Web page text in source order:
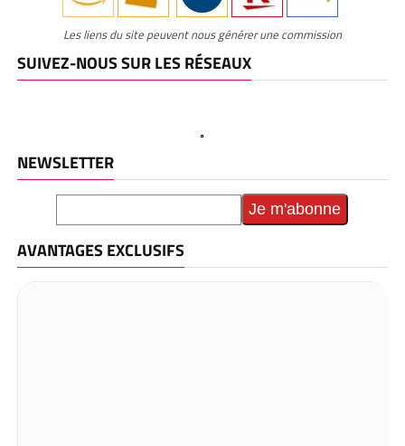
Les liens du site peuvent nous générer une commission
SUIVEZ-NOUS SUR LES RÉSEAUX
NEWSLETTER
AVANTAGES EXCLUSIFS